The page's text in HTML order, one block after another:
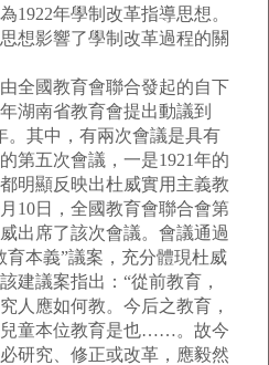
1922年學制改革指導思想。
影響了學制改革過程的關
國教育會聯合發起的自下
湖南省教育會提出動議到
。其中，有兩次會議是具有
第五次會議，一是1921年的
明顯反映出杜威實用主義教
10日，全國教育會聯合會第
出席了該次會議。會議通過
育本義”議案，充分體現杜威
建議案指出：“從前教育，
人應如何教。今后之教育，
兒童本位教育是也……。故今
研究、修正或改革，應毅然